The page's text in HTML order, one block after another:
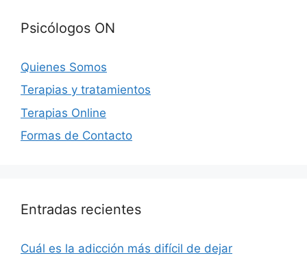
Psicólogos ON
Quienes Somos
Terapias y tratamientos
Terapias Online
Formas de Contacto
Entradas recientes
Cuál es la adicción más difícil de dejar